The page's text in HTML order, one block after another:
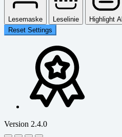
Lesemaske Leselinie
Highlight Al
Reset Settings
Version 2.4.0